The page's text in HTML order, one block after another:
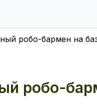
робо-бармен на
робо-